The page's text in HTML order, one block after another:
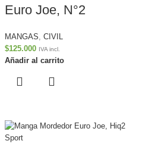
Euro Joe, N°2
MANGAS CIVIL
$125.000 IVA incl.
Añadir al carrito